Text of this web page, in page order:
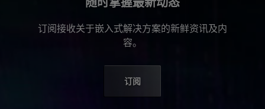
订阅接收关于嵌入式解决方案的新鲜资讯及内
容。
订阅